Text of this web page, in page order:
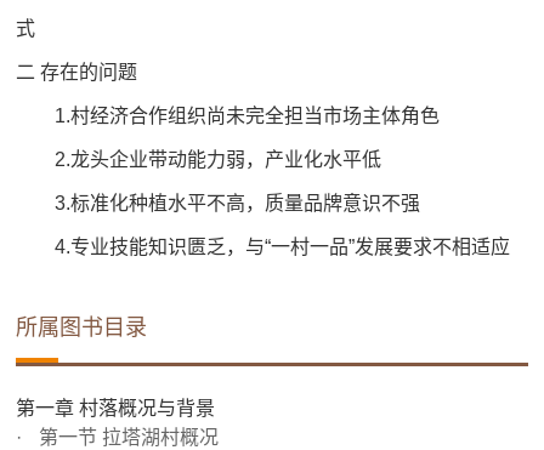
式
二 存在的问题
1.村经济合作组织尚未完全担当市场主体角色
2.龙头企业带动能力弱，产业化水平低
3.标准化种植水平不高，质量品牌意识不强
4.专业技能知识匮乏，与“一村一品”发展要求不相适应
所属图书目录
第一章 村落概况与背景
第一节 拉塔湖村概况